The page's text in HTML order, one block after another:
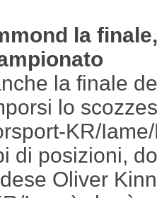
la
la finale
lo
KR/
di posizioni,
Oliver